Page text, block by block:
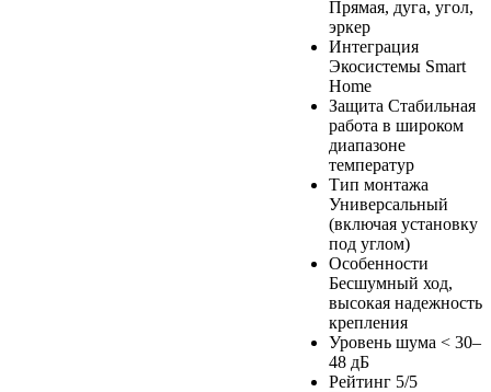
Прямая, дуга, угол,
эркер
Интеграция
Экосистемы Smart
Home
Защита Стабильная
работа в широком
диапазоне
температур
Тип монтажа
Универсальный
(включая установку
под углом)
Особенности
Бесшумный ход,
высокая надежность
крепления
Уровень шума < 30–
48 дБ
Рейтинг 5/5